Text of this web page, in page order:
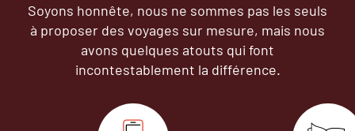
Soyons honnête, nous ne sommes pas les seuls
à proposer des voyages sur mesure, mais nous
avons quelques atouts qui font
incontestablement la différence.